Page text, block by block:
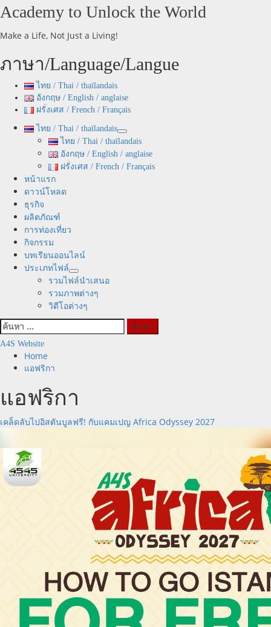
Skip
to
content
Academy to Unlock the World
Make a Life, Not Just a Living!
ภาษา/Language/Langue
ไทย / Thai / thaïlandais
อังกฤษ / English / anglaise
ฝรั่งเศส / French / Français
Primary
ไทย / Thai / thaïlandais
ไทย / Thai / thaïlandais
อังกฤษ / English / anglaise
ฝรั่งเศส / French / Français
หน้าแรก
ดาวน์โหลด
ธุรกิจ
ผลิตภัณฑ์
การท่องเที่ยว
กิจกรรม
บทเรียนออนไลน์
ประเภทไฟล์
รวมไฟล์นำเสนอ
รวมภาพต่างๆ
วิดีโอต่างๆ
ค้นหา
สำหรับ:
A4S Website
Home
แอฟริกา
แอฟริกา
เคล็ดลับไปอิสตันบูลฟรี! กับแคมเปญ Africa Odyssey 2027